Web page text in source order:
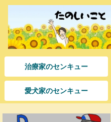
治療家のセンキュー
愛犬家のセンキュー